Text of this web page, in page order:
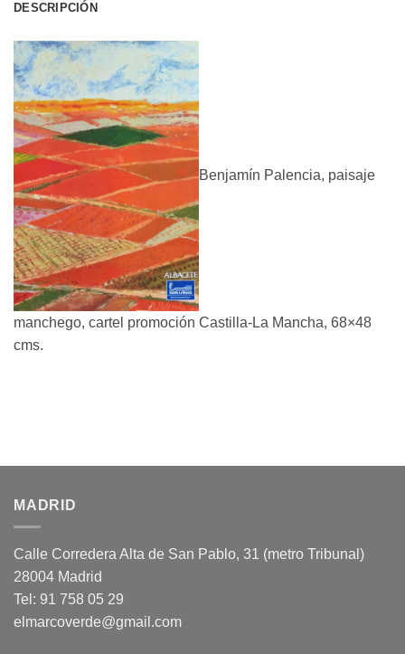
DESCRIPCIÓN
Benjamín Palencia, paisaje
manchego, cartel promoción Castilla-La Mancha, 68×48
cms.
MADRID
Calle Corredera Alta de San Pablo, 31 (metro Tribunal)
28004 Madrid
Tel: 91 758 05 29
elmarcoverde@gmail.com